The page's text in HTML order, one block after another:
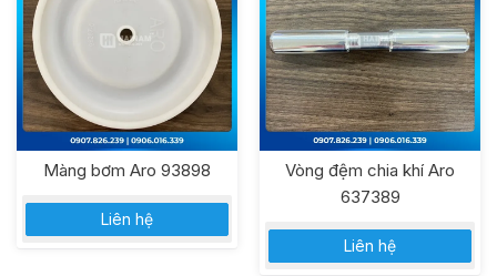
Màng bơm Aro 93898
Liên hệ
Vòng đệm chia khí Aro
637389
Liên hệ